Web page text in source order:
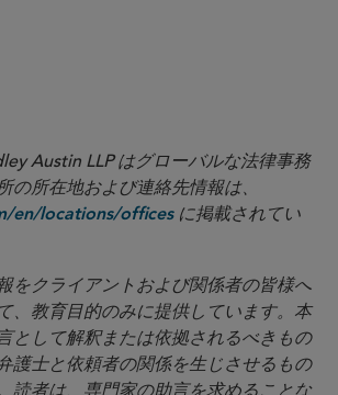
Austin LLP はグローバルな法律事務
の所在地および連絡先情報は、
en/locations/officesに掲載されてい
をクライアントおよび関係者の皆様へ
、教育目的のみに提供しています。本
として解釈または依拠されるべきもの
護士と依頼者の関係を生じさせるもの
読者は、専門家の助言を求めることな